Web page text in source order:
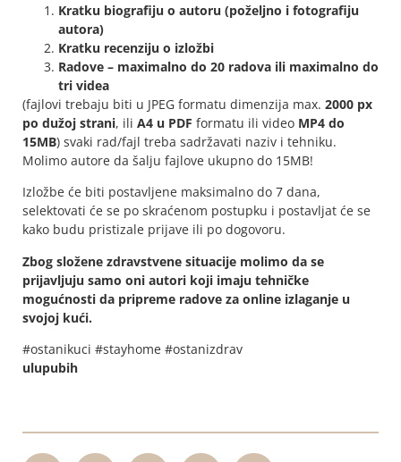
Kratku biografiju o autoru (poželjno i fotografiju
autora)
Kratku recenziju o izložbi
Radove – maximalno do 20 radova ili maximalno do
tri videa
(fajlovi trebaju biti u JPEG formatu dimenzija max. 2000 px
po dužoj strani, ili A4 u PDF formatu ili video MP4 do
15MB) svaki rad/fajl treba sadržavati naziv i tehniku.
Molimo autore da šalju fajlove ukupno do 15MB!
Izložbe će biti postavljene maksimalno do 7 dana,
selektovati će se po skraćenom postupku i postavljat će se
kako budu pristizale prijave ili po dogovoru.
Zbog složene zdravstvene situacije molimo da se
prijavljuju samo oni autori koji imaju tehničke
mogućnosti da pripreme radove za online izlaganje u
svojoj kući.
#ostanikuci #stayhome #ostanizdrav
ulupubih